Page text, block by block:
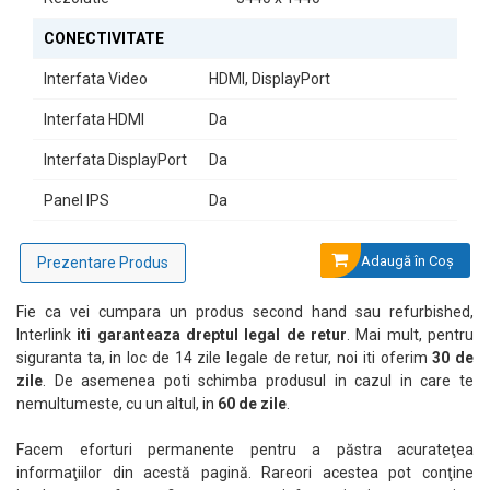
Tip display: IPS LED
Interfață HDMI: Da
Panel IPS: Da
perfectă pentru cei care doresc să combine stilul cu performanța.
CONECTIVITATE
Interfata Video HDMI, DisplayPort
Interfata HDMI Da
Interfata DisplayPort Da
Panel IPS Da
Prezentare Produs Adaugă în Coş
Fie ca vei cumpara un produs second hand sau refurbished,
Interlink iti garanteaza dreptul legal de retur . Mai mult, pentru
siguranta ta, in loc de 14 zile legale de retur, noi iti oferim30 de
zile . De asemenea poti schimba produsul in cazul in care te
nemultumeste, cu un altul, in 60 de zile
Facem eforturi permanente pentru a păstra acurateţea
informaţiilor din acestă pagină. Rareori acestea pot conţine